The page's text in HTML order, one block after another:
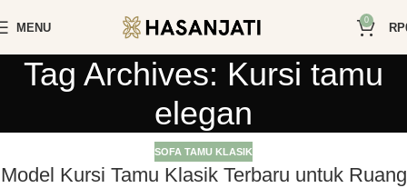
MENU
0
RP
Tag Archives: Kursi tamu
elegan
SOFA TAMU KLASIK
Model Kursi Tamu Klasik Terbaru untuk Ruang